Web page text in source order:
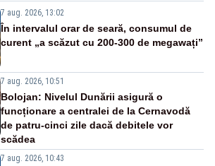
7 aug. 2026, 13:02
În intervalul orar de seară, consumul de
curent „a scăzut cu 200-300 de megawați”
7 aug. 2026, 10:51
Bolojan: Nivelul Dunării asigură o
funcționare a centralei de la Cernavodă
de patru-cinci zile dacă debitele vor
scădea
7 aug. 2026, 10:43